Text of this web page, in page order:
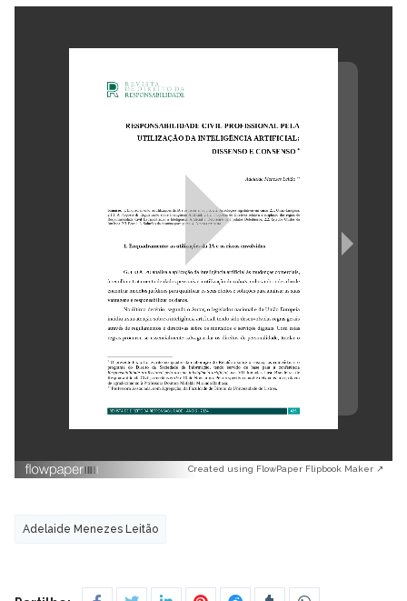
Created using FlowPaper Flipbook Maker ↗
Adelaide Menezes Leitão